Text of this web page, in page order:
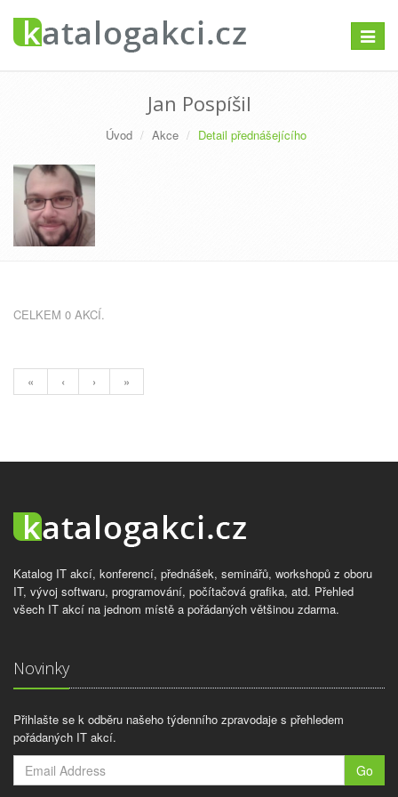
Jan Pospíšil
Úvod Akce Detail přednášejícího
CELKEM 0 AKCÍ.
« ‹ › »
Katalog IT akcí, konferencí, přednášek, seminářů, workshopů z oboru
IT, vývoj softwaru, programování, počítačová grafika, atd. Přehled
všech IT akcí na jednom místě a pořádaných většinou zdarma.
Novinky
Přihlašte se k odběru našeho týdenního zpravodaje s přehledem
pořádaných IT akcí.
Go